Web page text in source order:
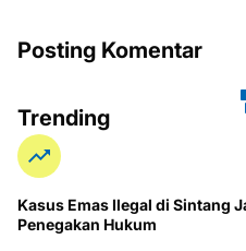
Posting Komentar
Trending
Kasus Emas Ilegal di Sintang
Penegakan Hukum